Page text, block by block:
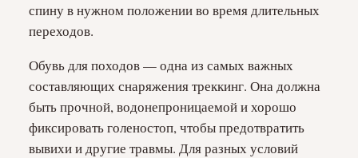
спину в нужном положении во время длительных
переходов.
Обувь для походов — одна из самых важных
составляющих снаряжения треккинг. Она должна
быть прочной, водонепроницаемой и хорошо
фиксировать голеностоп, чтобы предотвратить
вывихи и другие травмы. Для разных условий